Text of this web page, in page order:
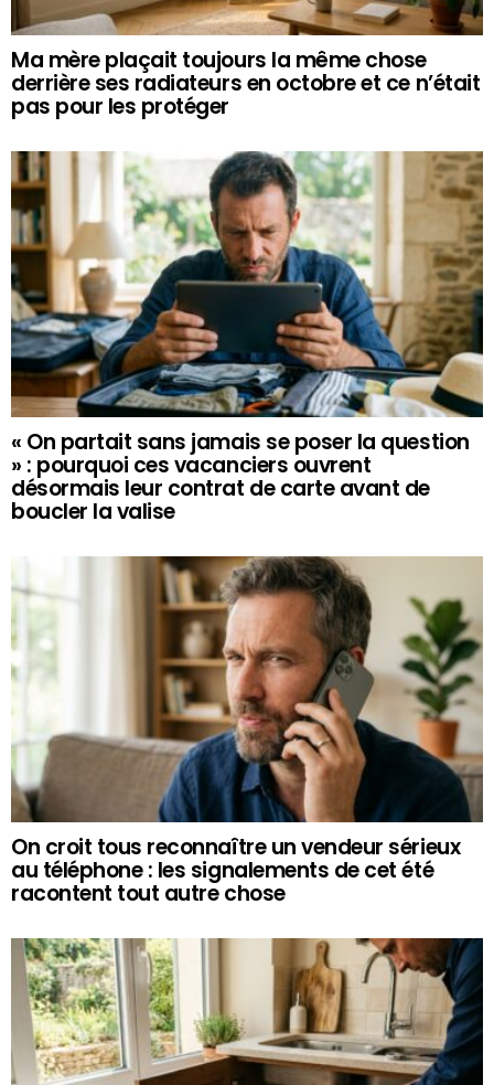
Ma mère plaçait toujours la même chose
derrière ses radiateurs en octobre et ce n’était
pas pour les protéger
« On partait sans jamais se poser la question
» : pourquoi ces vacanciers ouvrent
désormais leur contrat de carte avant de
boucler la valise
On croit tous reconnaître un vendeur sérieux
au téléphone : les signalements de cet été
racontent tout autre chose